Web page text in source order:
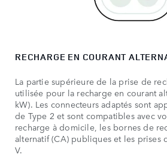
RECHARGE EN COURANT
La partie supérieure de la prise de
utilisée pour la recharge en courant
kW). Les connecteurs adaptés sont
de Type 2 et sont compatibles avec
recharge à domicile, les bornes de
alternatif (CA) publiques et les prises
V.